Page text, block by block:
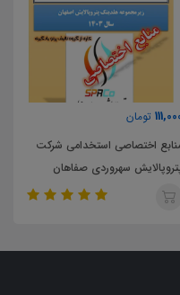
46,000
خلاصه کتاب مبانی و نظریه
جامعه شناسی